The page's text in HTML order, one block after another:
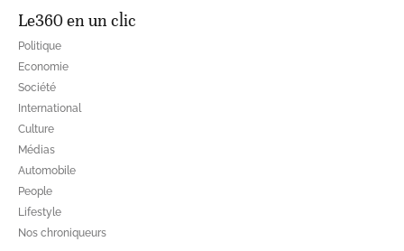
Le360 en un clic
Politique
Economie
Société
International
Culture
Médias
Automobile
People
Lifestyle
Nos chroniqueurs